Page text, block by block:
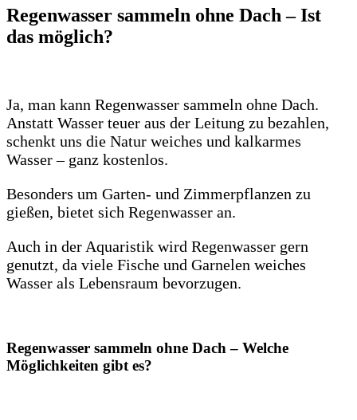
Regenwasser sammeln ohne Dach – Ist
das möglich?
Ja, man kann Regenwasser sammeln ohne Dach.
Anstatt Wasser teuer aus der Leitung zu bezahlen,
schenkt uns die Natur weiches und kalkarmes
Wasser – ganz kostenlos.
Besonders um Garten- und Zimmerpflanzen zu
gießen, bietet sich Regenwasser an.
Auch in der Aquaristik wird Regenwasser gern
genutzt, da viele Fische und Garnelen weiches
Wasser als Lebensraum bevorzugen.
Regenwasser sammeln ohne Dach – Welche
Möglichkeiten gibt es?